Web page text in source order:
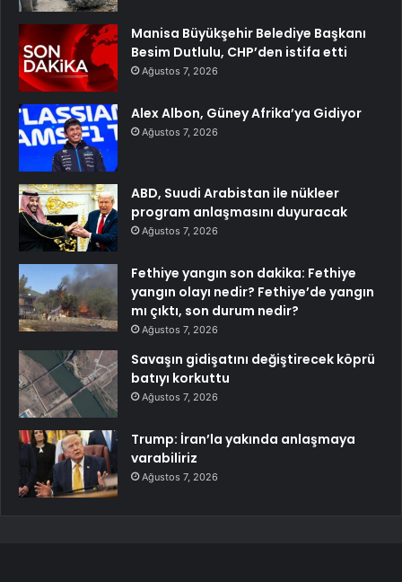
Manisa Büyükşehir Belediye Başkanı
Besim Dutlulu, CHP’den istifa etti
Ağustos 7, 2026
Alex Albon, Güney Afrika’ya Gidiyor
Ağustos 7, 2026
ABD, Suudi Arabistan ile nükleer
program anlaşmasını duyuracak
Ağustos 7, 2026
Fethiye yangın son dakika: Fethiye
yangın olayı nedir? Fethiye’de yangın
mı çıktı, son durum nedir?
Ağustos 7, 2026
Savaşın gidişatını değiştirecek köprü
batıyı korkuttu
Ağustos 7, 2026
Trump: İran’la yakında anlaşmaya
varabiliriz
Ağustos 7, 2026